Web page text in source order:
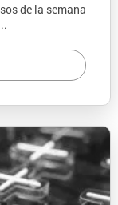
de la semana